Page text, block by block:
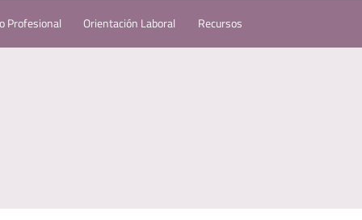
Profesional Orientación Laboral Recursos